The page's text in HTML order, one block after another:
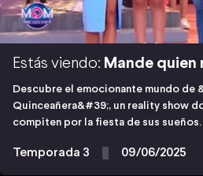
Estás viendo: Mande quien
Descubre el emocionante mundo de
Quinceañera&#39;, un reality show
compiten por la fiesta de sus sueños.
Temporada 3 09/06/2025